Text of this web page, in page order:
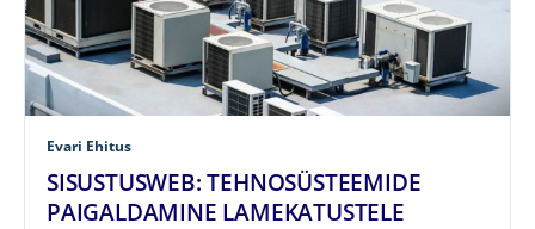
Evari Ehitus
SISUSTUSWEB: TEHNOSÜSTEEMIDE
PAIGALDAMINE LAMEKATUSTELE